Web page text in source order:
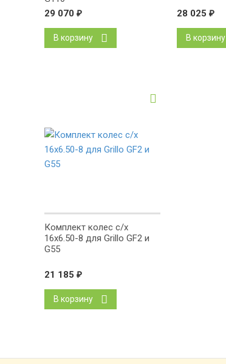
29 070 ₽
В корзину
28 025 ₽
В корзину
Комплект колес с/x
16x6.50-8 для Grillo GF2 и
G55
21 185 ₽
В корзину